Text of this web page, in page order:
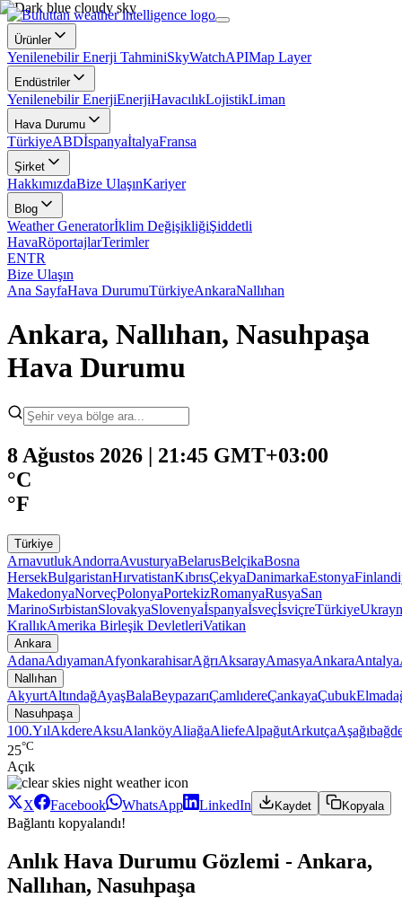
Ürünler
Yenilenebilir Enerji TahminiSkyWatchAPIMap Layer
Endüstriler
Yenilenebilir EnerjiEnerjiHavacılıkLojistikLiman
Hava Durumu
TürkiyeABDİspanyaİtalyaFransa
Şirket
HakkımızdaBize UlaşınKariyer
Blog
Weather Generatorİklim DeğişikliğiŞiddetli
HavaRöportajlarTerimler
ENTR
Bize Ulaşın
Ana SayfaHava DurumuTürkiyeAnkaraNallıhan
Ankara, Nallıhan, Nasuhpaşa
Hava Durumu
8 Ağustos 2026 | 21:45 GMT+03:00
°C
°F
Türkiye
ArnavutlukAndorraAvusturyaBelarusBelçikaBosna
HersekBulgaristanHırvatistanKıbrısÇekyaDanimarkaEstonya
MakedonyaNorveçPolonyaPortekizRomanyaRusyaSan
MarinoSırbistanSlovakyaSlovenyaİspanyaİsveçİsviçreTürkiye
KrallıkAmerika Birleşik DevletleriVatikan
Ankara
AdanaAdıyamanAfyonkarahisarAğrıAksarayAmasyaAnkaraAntalya
Nallıhan
AkyurtAltındağAyaşBalaBeypazarıÇamlıdereÇankayaÇubuk
Nasuhpaşa
100.YılAkdereAksuAlanköyAliağaAliefeAlpağutArkutça
25°C
Açık
X Facebook WhatsApp LinkedIn Kaydet Kopyala
Bağlantı kopyalandı!
Anlık Hava Durumu Gözlemi - Ankara,
Nallıhan, Nasuhpaşa